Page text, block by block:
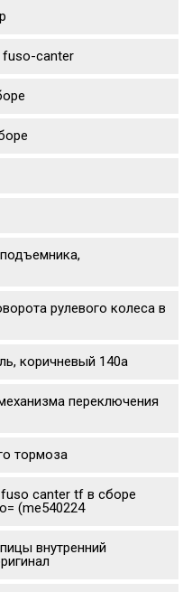
fuso-canter
рулевого колеса в
коричневый 140а
переключения
тормоза
canter tf в сборе
(me540224
внутренний